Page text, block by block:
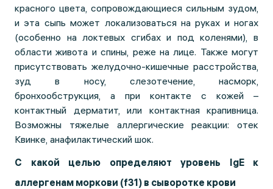
красного цвета, сопровождающиеся сильным зудом,
и эта сыпь может локализоваться на руках и ногах
(особенно на локтевых сгибах и под коленями), в
области живота и спины, реже на лице. Также могут
присутствовать желудочно-кишечные расстройства,
зуд в носу, слезотечение, насморк,
бронхообструкция, а при контакте с кожей –
контактный дерматит, или контактная крапивница.
Возможны тяжелые аллергические реакции: отек
Квинке, анафилактический шок.
С какой целью определяют уровень IgE к
аллергенам моркови (f31) в сыворотке крови